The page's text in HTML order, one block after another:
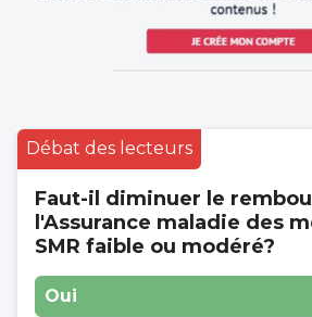
Débat des lecteurs
Faut-il diminuer le
l'Assurance maladie des
SMR faible ou modéré?
Oui